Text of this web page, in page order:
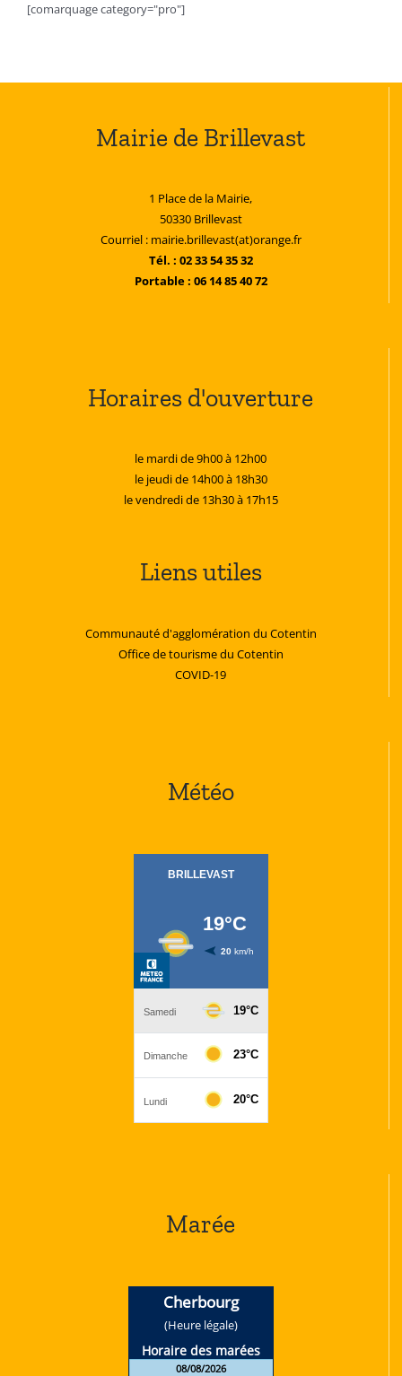
[comarquage category="pro"]
Mairie de Brillevast
1 Place de la Mairie,
50330 Brillevast
Courriel : mairie.brillevast(at)orange.fr
Tél. : 02 33 54 35 32
Portable : 06 14 85 40 72
Horaires d'ouverture
le mardi de 9h00 à 12h00
le jeudi de 14h00 à 18h30
le vendredi de 13h30 à 17h15
Liens utiles
Communauté d'agglomération du Cotentin
Office de tourisme du Cotentin
COVID-19
Météo
Marée